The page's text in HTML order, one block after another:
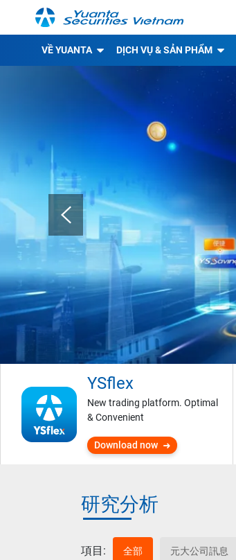
VỀ YUANTA DỊCH VỤ & SẢN PHẨM
YSflex
New trading platform. Optimal
& Convenient
Download now
研究分析
項目: 全部 元大公司訊息